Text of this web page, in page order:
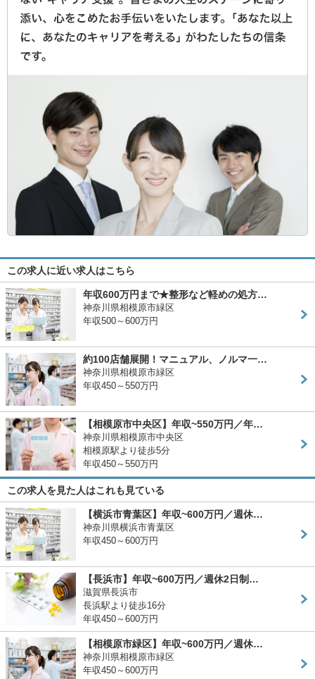
この求人に近い求人はこちら
年収600万円まで★整形など軽めの処方…
神奈川県相模原市緑区
年収500～600万円
約100店舗展開！マニュアル、ノルマ一…
神奈川県相模原市緑区
年収450～550万円
【相模原市中央区】年収~550万円／年…
神奈川県相模原市中央区
相模原駅より徒歩5分
年収450～550万円
この求人を見た人はこれも見ている
【横浜市青葉区】年収~600万円／週休…
神奈川県横浜市青葉区
年収450～600万円
【長浜市】年収~600万円／週休2日制…
滋賀県長浜市
長浜駅より徒歩16分
年収450～600万円
【相模原市緑区】年収~600万円／週休…
神奈川県相模原市緑区
年収450～600万円